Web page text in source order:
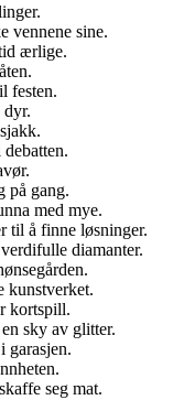
vennene sine.
ærlige.
festen.
dyr.
på gang.
med mye.
til å finne løsninger.
diamanter.
kunstverket.
kortspill.
sky av glitter.
garasjen.
seg mat.